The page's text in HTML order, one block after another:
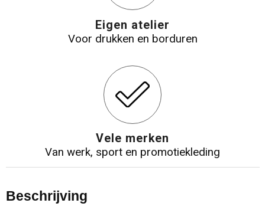
Eigen atelier
Voor drukken en borduren
Vele merken
Van werk, sport en promotiekleding
Beschrijving